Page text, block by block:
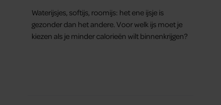
Waterijsjes, softijs, roomijs: het ene ijsje is
gezonder dan het andere. Voor welk ijs moet je
kiezen als je minder calorieën wilt binnenkrijgen?